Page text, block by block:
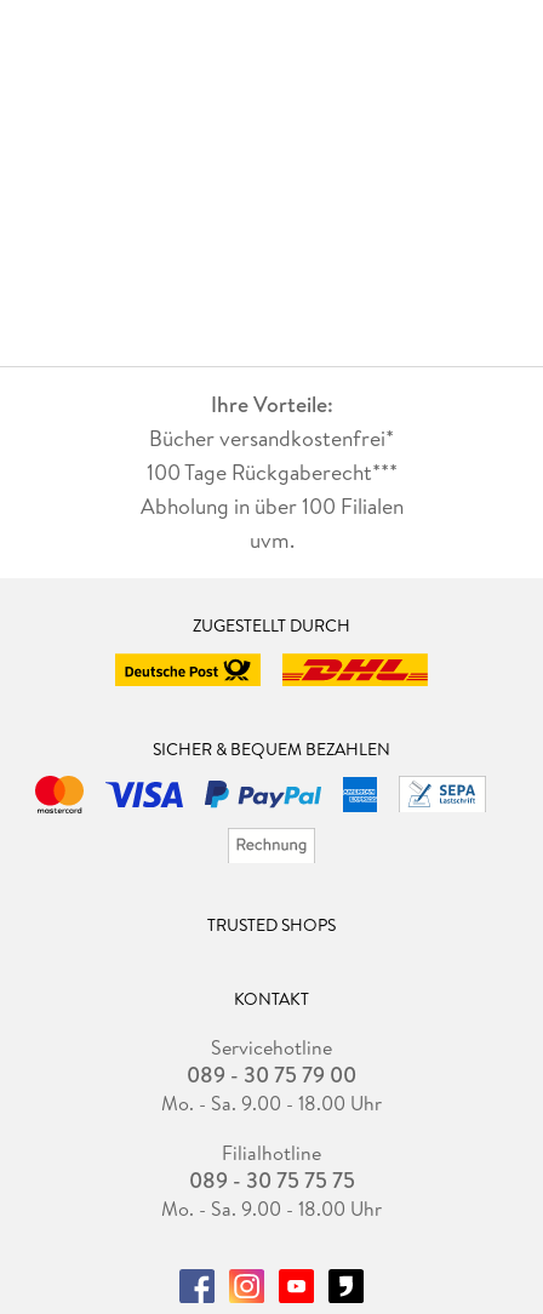
Ihre Vorteile:
Bücher versandkostenfrei*
100 Tage Rückgaberecht***
Abholung in über 100 Filialen
uvm.
ZUGESTELLT DURCH
SICHER & BEQUEM BEZAHLEN
TRUSTED SHOPS
KONTAKT
Servicehotline
089 - 30 75 79 00
Mo. - Sa. 9.00 - 18.00 Uhr
Filialhotline
089 - 30 75 75 75
Mo. - Sa. 9.00 - 18.00 Uhr